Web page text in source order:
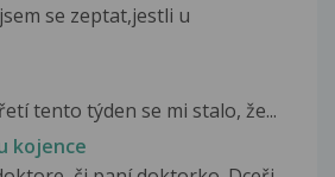
se zeptat,jestli u
tento týden se mi stalo, že...
kojence